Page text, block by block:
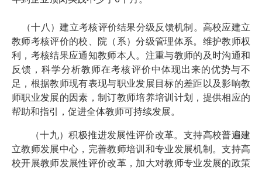
（十八）建立考核评价结果分级反馈机制。高校应建立
教师考核评价的校、院（系）分级管理体系。维护教师权
利，考核结果应通知教师本人。注重与教师的及时沟通和
反馈，科学分析教师在考核评价中体现出来的优势与不
足，根据教师现有表现与职业发展目标的差距以及影响教
师职业发展的因素，制订教师培养培训计划，提供相应的
帮助和指引，促进全体教师可持续发展。
（十九）积极推进发展性评价改革。支持高校普遍建
立教师发展中心，完善教师培训和专业发展机制。支持高
校开展教师发展性评价改革，加大对教师专业发展的政策